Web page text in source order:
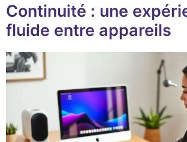
Continuité : une
fluide entre appareils